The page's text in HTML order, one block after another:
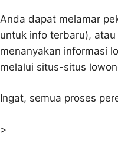
Anda dapat melamar
untuk info terbaru),
menanyakan informasi
melalui situs-situs
Ingat, semua proses
>